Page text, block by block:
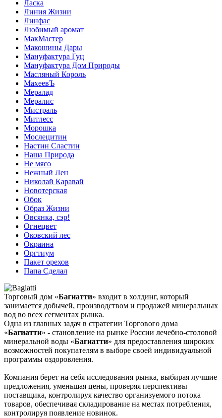
Ласка
Линия Жизни
Линфас
Любимый аромат
МакМастер
Макошины Дары
Мануфактура Гуц
Мануфактура Дом Природы
Масляный Король
МахеевЪ
Мералад
Мералис
Мистраль
Митлесс
Морошка
Мослецитин
Настин Сластин
Наша Природа
Не мясо
Нежный Лен
Николай Каравай
Новотерская
Обок
Образ Жизни
Овсянка, сэр!
Огнецвет
Оковский лес
Окраина
Оргтиум
Пакет орехов
Папа Сделал
Торговый дом «Багиатти» входит в холдинг, который
занимается добычей, производством и продажей минеральных
вод во всех сегментах рынка.
Одна из главных задач в стратегии Торгового дома
«Багиатти» - становление на рынке России лечебно-столовой
минеральной воды «Багиатти» для предоставления широких
возможностей покупателям в выборе своей индивидуальной
программы оздоровления.
Компания берет на себя исследования рынка, выбирая лучшие
предложения, уменьшая цены, проверяя перспективы
поставщика, контролируя качество организуемого потока
товаров, обеспечивая складирование на местах потребления,
контролируя появление новинок.